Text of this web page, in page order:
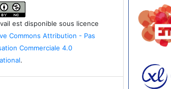
est disponible sous licence
Commons Attribution - Pas
Commerciale 4.0
.